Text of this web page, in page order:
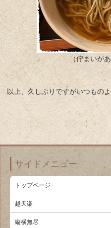
（佇まいが
以上、久しぶりですがいつもの
サイドメニュー
トップページ
越天楽
縦横無尽